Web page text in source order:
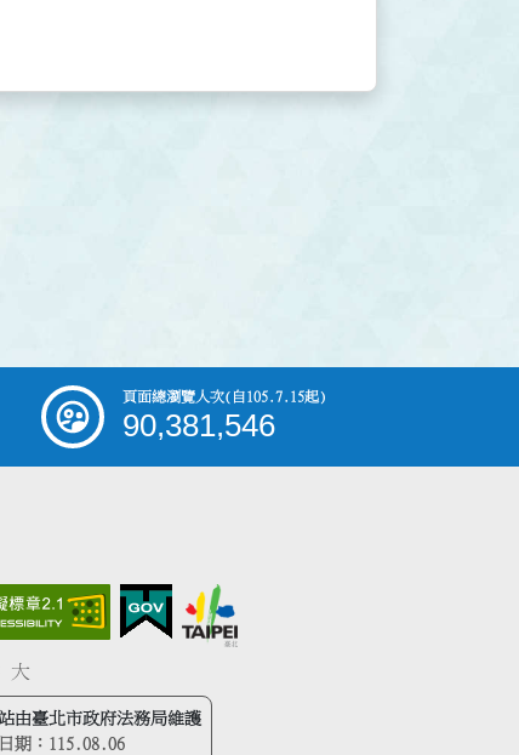
頁面總瀏覽人次(自105.7.15起)
90,381,546
大
由臺北市政府法務局維護
期： 115.08.06